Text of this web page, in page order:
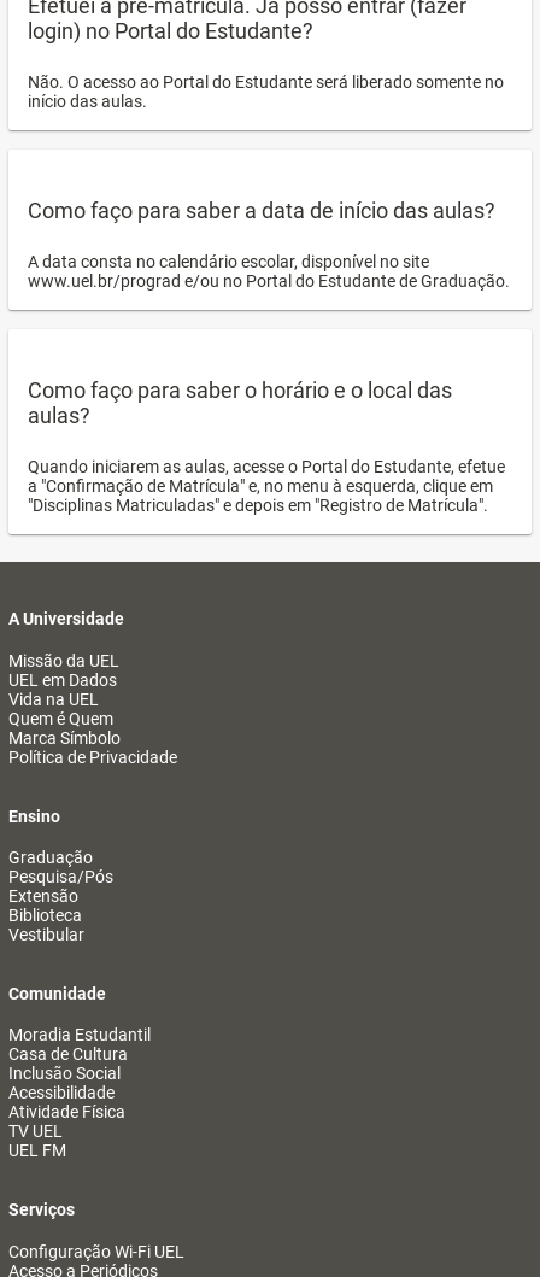
Efetuei a pré-matrícula. Já posso entrar (fazer
login) no Portal do Estudante?
Não. O acesso ao Portal do Estudante será liberado somente no
início das aulas.
Como faço para saber a data de início das aulas?
A data consta no calendário escolar, disponível no site
www.uel.br/prograd e/ou no Portal do Estudante de Graduação.
Como faço para saber o horário e o local das
aulas?
Quando iniciarem as aulas, acesse o Portal do Estudante, efetue
a "Confirmação de Matrícula" e, no menu à esquerda, clique em
"Disciplinas Matriculadas" e depois em "Registro de Matrícula".
A Universidade
Missão da UEL
UEL em Dados
Vida na UEL
Quem é Quem
Marca Símbolo
Política de Privacidade
Ensino
Graduação
Pesquisa/Pós
Extensão
Biblioteca
Vestibular
Comunidade
Moradia Estudantil
Casa de Cultura
Inclusão Social
Acessibilidade
Atividade Física
TV UEL
UEL FM
Serviços
Configuração Wi-Fi UEL
Acesso a Periódicos